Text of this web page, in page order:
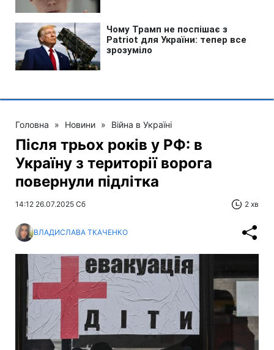
Головна » Новини » Війна в Україні
Після трьох років у РФ: в
Україну з території ворога
повернули підлітка
14:12 26.07.2025 Сб 2 хв
ВЛАДИСЛАВА ТКАЧЕНКО